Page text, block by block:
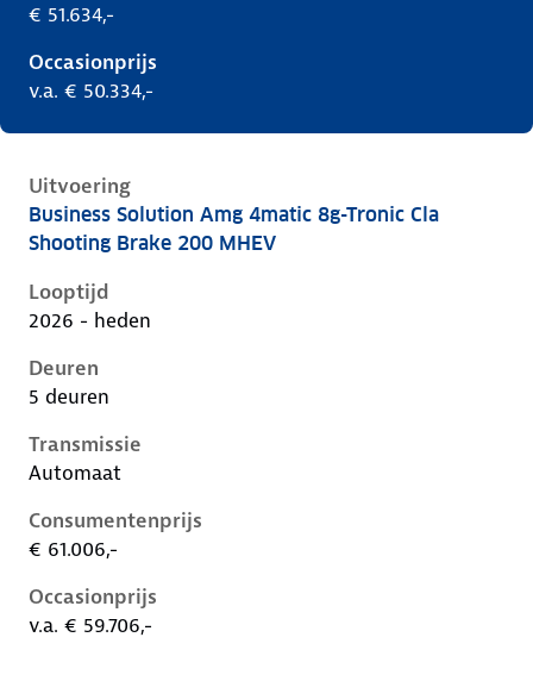
€ 51.634,-
Occasionprijs
v.a. € 50.334,-
Uitvoering
Mercedes Cla-Klasse iii-x174, cla shooting brake 200
Business Solution Amg 4matic 8g-Tronic Cla
Shooting Brake 200 MHEV
Looptijd
2026 - heden
Deuren
5 deuren
Transmissie
Automaat
Consumentenprijs
€ 61.006,-
Occasionprijs
v.a. € 59.706,-